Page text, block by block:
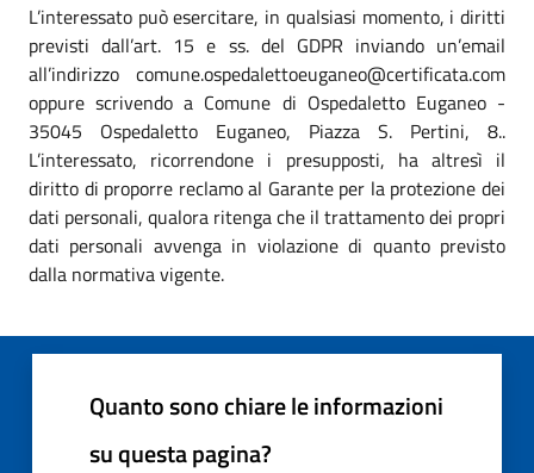
L’interessato può esercitare, in qualsiasi momento, i diritti
previsti dall’art. 15 e ss. del GDPR inviando un’email
all’indirizzo comune.ospedalettoeuganeo@certificata.com
oppure scrivendo a Comune di Ospedaletto Euganeo -
35045 Ospedaletto Euganeo, Piazza S. Pertini, 8..
L’interessato, ricorrendone i presupposti, ha altresì il
diritto di proporre reclamo al Garante per la protezione dei
dati personali, qualora ritenga che il trattamento dei propri
dati personali avvenga in violazione di quanto previsto
dalla normativa vigente.
Quanto sono chiare le informazioni
su questa pagina?